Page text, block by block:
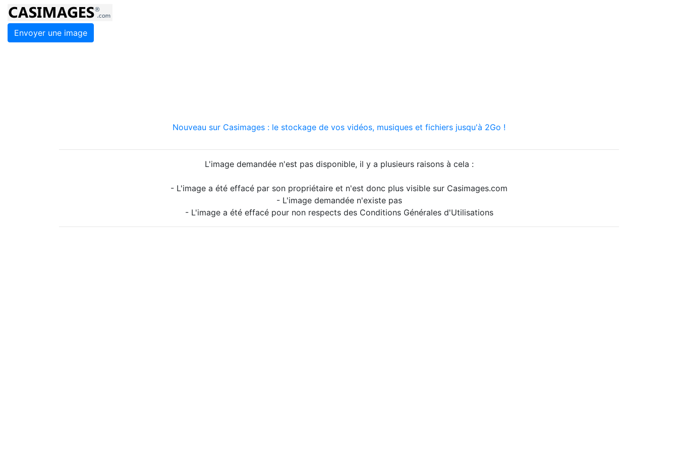
Envoyer une image
Nouveau sur Casimages : le stockage de vos vidéos, musiques et fichiers jusqu'à 2Go !
L'image demandée n'est pas disponible, il y a plusieurs raisons à cela :
- L'image a été effacé par son propriétaire et n'est donc plus visible sur Casimages.com
- L'image demandée n'existe pas
- L'image a été effacé pour non respects des Conditions Générales d'Utilisations